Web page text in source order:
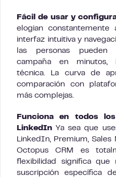
Fácil de usar y
elogian
interfaz intuitiva y
las personas pueden
campaña en minutos,
técnica. La curva de
comparación con
más complejas.
Funciona en todos
LinkedIn Ya sea que
LinkedIn, Premium, Sales
Octopus CRM es
flexibilidad significa
suscripción específica